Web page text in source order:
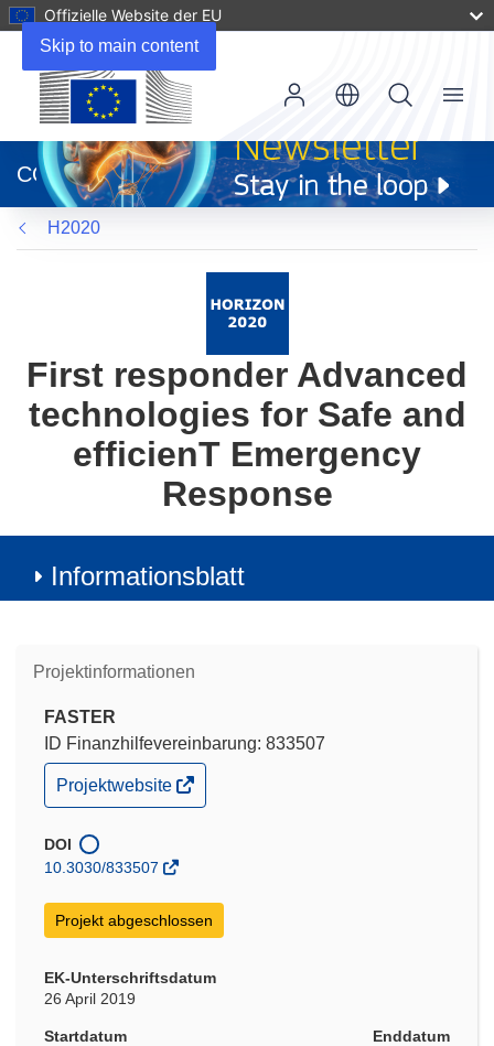
Skip to main content
Offizielle Website der EU
neuem
Fenster)
CORDIS
Menu
H2020
First responder Advanced
technologies for Safe and
efficienT Emergency
Response
Informationsblatt
Projektinformationen
FASTER
ID Finanzhilfevereinbarung: 833507
(öffnet
in
Fenster)
Projektwebsite
DOI
10.3030/833507
Projekt abgeschlossen
EK-Unterschriftsdatum
26 April 2019
Startdatum
Enddatum